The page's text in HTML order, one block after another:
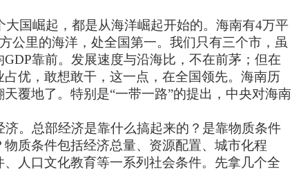
大国崛起，都是从海洋崛起开始的。海南有4万平
公里的海洋，处全国第一。我们只有三个市，虽
靠前。发展速度与沿海比，不在前茅；但在
优，敢想敢干，这一点，在全国领先。海南历
覆地了。特别是“一带一路”的提出，中央对海南
。总部经济是靠什么搞起来的？是靠物质条件
质条件包括经济总量、资源配置、城市化程
人口文化教育等一系列社会条件。先拿几个全